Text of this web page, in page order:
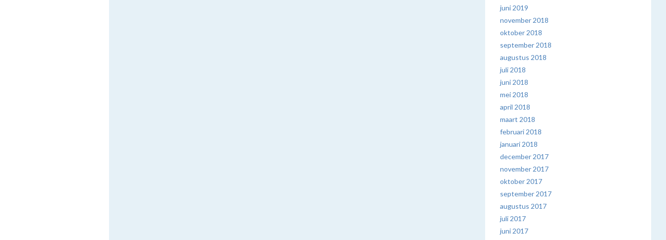
juni 2019
november 2018
oktober 2018
september 2018
augustus 2018
juli 2018
juni 2018
mei 2018
april 2018
maart 2018
februari 2018
januari 2018
december 2017
november 2017
oktober 2017
september 2017
augustus 2017
juli 2017
juni 2017